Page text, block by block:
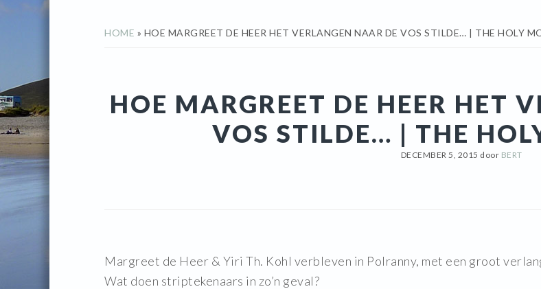
HOME » HOE MARGREET DE HEER HET VERLANGEN NAAR DE VOS STILDE… | THE HOLY
HOE MARGREET DE HEER HET
VOS STILDE… | THE
DECEMBER 5, 2015 door BERT
Margreet de Heer & Yiri Th. Kohl verbleven in Polranny, met een groot
Wat doen striptekenaars in zo’n geval?